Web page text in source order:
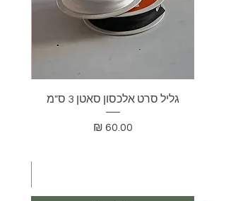
גליל סרט אלכסון סאטן 3 ס"מ
מחיר